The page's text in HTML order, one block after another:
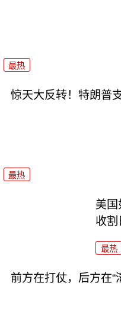
最热
惊天大反转！特朗普
最热
美国
收割
最热
前方在打仗，后方在“